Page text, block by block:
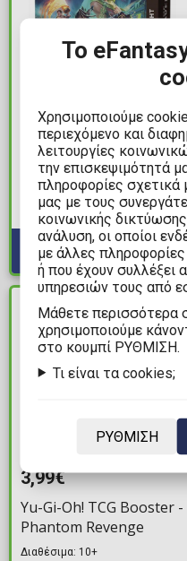
99,00€
Magic the Gathering:
Secrets of Strixhaven -
Draft Night
Διαθέσιμα: 4
ΔΙΑΘΕΣΙΜΟ
3,99€
Yu-Gi-Oh! TCG Booster -
Phantom Revenge
Διαθέσιμα: 10+
Το
Χρησιμοποιούμε
περιεχόμενο και
λειτουργίες
την επισκεψιμότητά
πληροφορίες σχετικά
μας με τους
κοινωνικής
ανάλυση, οι οποίοι
με άλλες
ή που έχουν συλλέξει
υπηρεσιών τους από
Mάθετε περισσότερα
χρησιμοποιούμε
στο κουμπί ΡΥΘΜΙΣΗ.
Τι είναι τα cookies;
ΡΥΘΜΙΣΗ